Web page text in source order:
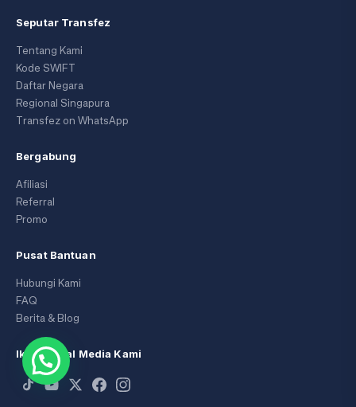
Seputar Transfez
Tentang Kami
Kode SWIFT
Daftar Negara
Regional Singapura
Transfez on WhatsApp
Bergabung
Afiliasi
Referral
Promo
Pusat Bantuan
Hubungi Kami
FAQ
Berita & Blog
Ikuti Sosial Media Kami